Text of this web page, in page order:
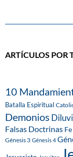
ARTÍCULOS POR
10
Batalla Espiritual
Demonios
Falsas Doctrinas Fe
Génesis 3 Génesis 4